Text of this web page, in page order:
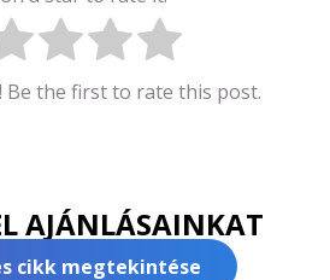
Be the first to rate this post.
AJÁNLÁSAINKAT
cikk megtekintése